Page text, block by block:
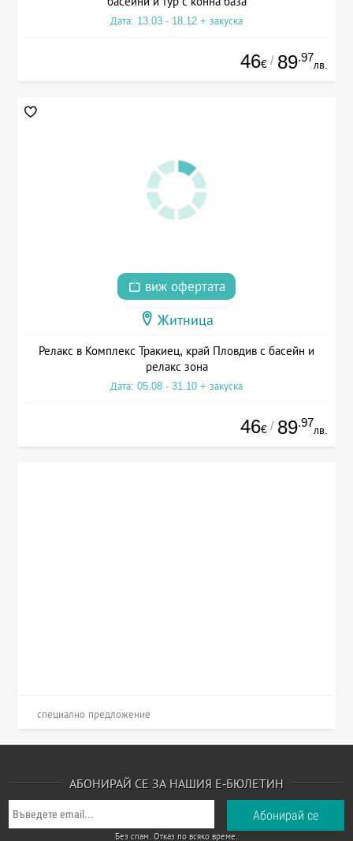
Дата: 13.03 - 18.12 + закуска
46€ / 89.97
лв.
виж офертата
Житница
Релакс в Комплекс Тракиец, край Пловдив с басейн и
релакс зона
Дата: 05.08 - 31.10 + закуска
46€ / 89.97
лв.
специално предложение
АБОНИРАЙ СЕ ЗА НАШИЯ Е-БЮЛЕТИН
Без спам. Отказ по всяко време.